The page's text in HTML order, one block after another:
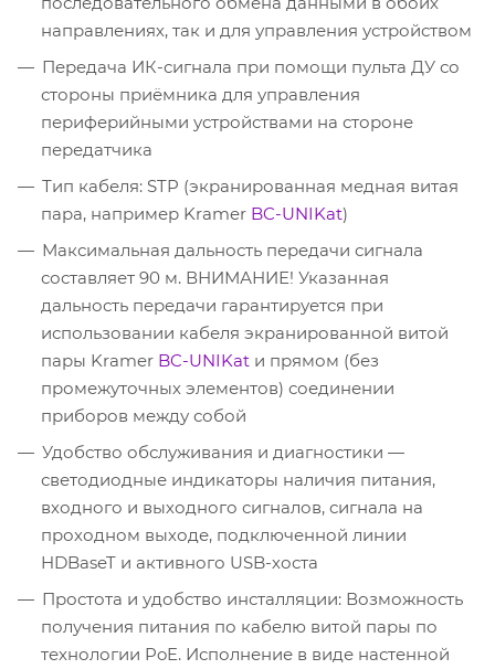
направлениях, так и для управления устройством
Передача ИК-сигнала при помощи пульта ДУ со
стороны приёмника для управления
периферийными устройствами на стороне
передатчика
Тип кабеля: STP (экранированная медная витая
пара, например Kramer BC-UNIKat)
Максимальная дальность передачи сигнала
составляет 90 м. ВНИМАНИЕ! Указанная
дальность передачи гарантируется при
использовании кабеля экранированной витой
пары Kramer BC-UNIKat и прямом (без
промежуточных элементов) соединении
приборов между собой
Удобство обслуживания и диагностики —
светодиодные индикаторы наличия питания,
входного и выходного сигналов, сигнала на
проходном выходе, подключенной линии
HDBaseT и активного USB-хоста
Простота и удобство инсталляции: Возможность
получения питания по кабелю витой пары по
технологии PoE. Исполнение в виде настенной